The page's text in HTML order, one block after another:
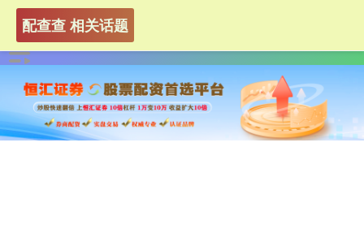
配查查 相关话题